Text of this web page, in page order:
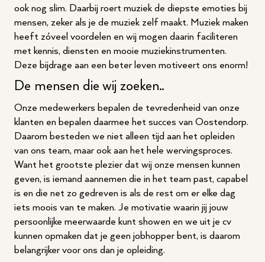
ook nog slim. Daarbij roert muziek de diepste emoties bij
mensen, zeker als je de muziek zelf maakt. Muziek maken
heeft zóveel voordelen en wij mogen daarin faciliteren
met kennis, diensten en mooie muziekinstrumenten.
Deze bijdrage aan een beter leven motiveert ons enorm!
De mensen die wij zoeken..
Onze medewerkers bepalen de tevredenheid van onze
klanten en bepalen daarmee het succes van Oostendorp.
Daarom besteden we niet alleen tijd aan het opleiden
van ons team, maar ook aan het hele wervingsproces.
Want het grootste plezier dat wij onze mensen kunnen
geven, is iemand aannemen die in het team past, capabel
is en die net zo gedreven is als de rest om er elke dag
iets moois van te maken. Je motivatie waarin jij jouw
persoonlijke meerwaarde kunt showen en we uit je cv
kunnen opmaken dat je geen jobhopper bent, is daarom
belangrijker voor ons dan je opleiding.